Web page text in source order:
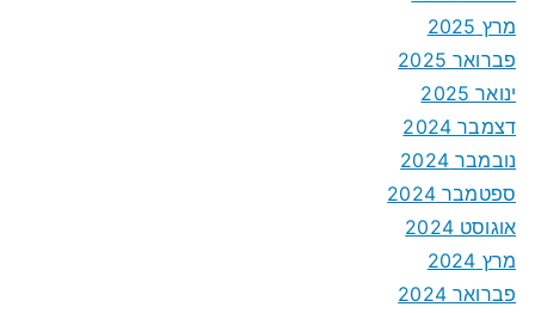
מרץ 2025
פברואר 2025
ינואר 2025
דצמבר 2024
נובמבר 2024
ספטמבר 2024
אוגוסט 2024
מרץ 2024
פברואר 2024